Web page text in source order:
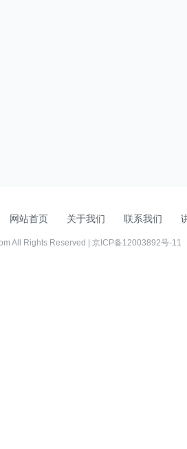
网站首页 关于我们 联系我们
All Rights Reserved | 京ICP备12003892号-11